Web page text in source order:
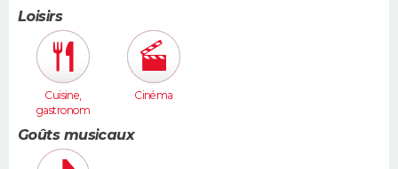
Loisirs
Cuisine,
gastronom
Cinéma
Goûts musicaux